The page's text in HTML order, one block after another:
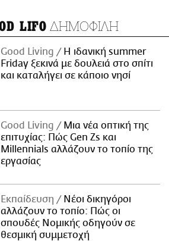
LIFO ΔΗΜΟΦΙΛΗ
Good Living
Η ιδανική summer
Friday ξεκινά με δουλειά στο σπίτι
και καταλήγει σε κάποιο νησί
Good Living
Μια νέα οπτική της
επιτυχίας: Πώς Gen Zs και
Millennials αλλάζουν το τοπίο της
εργασίας
Εκπαίδευση
Νέοι δικηγόροι
αλλάζουν το τοπίο: Πώς οι
σπουδές Νομικής οδηγούν σε
θεσμική συμμετοχή